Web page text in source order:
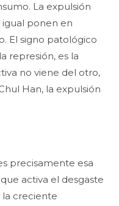
La expulsión
ponen en
El signo patológico
represión, es la
no viene del otro,
Han, la expulsión
precisamente esa
activa el desgaste
la creciente